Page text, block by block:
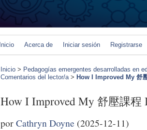
Inicio Acerca de Iniciar sesión Registrarse
Inicio > Pedagogías emergentes desarrolladas en
Comentarios del lector/a> How I Improved My 舒
How I Improved My 舒壓課程
porCathryn Doyne (2025-12-11)